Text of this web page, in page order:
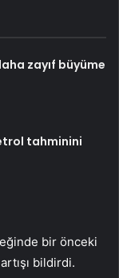
zayıf büyüme
tahminini
bir önceki
bildirdi.